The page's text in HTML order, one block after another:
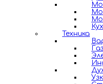
Техника